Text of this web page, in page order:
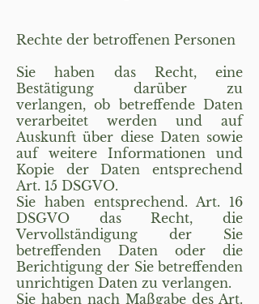
Rechte der betroffenen Personen
Sie haben das Recht, eine
Bestätigung darüber zu
verlangen, ob betreffende Daten
verarbeitet werden und auf
Auskunft über diese Daten sowie
auf weitere Informationen und
Kopie der Daten entsprechend
Art. 15 DSGVO.
Sie haben entsprechend. Art. 16
DSGVO das Recht, die
Vervollständigung der Sie
betreffenden Daten oder die
Berichtigung der Sie betreffenden
unrichtigen Daten zu verlangen.
Sie haben nach Maßgabe des Art.